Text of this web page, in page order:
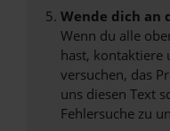
Wende dich an
Wenn du alle
hast, kontaktiere
versuchen, das
uns diesen Text
Fehlersuche zu